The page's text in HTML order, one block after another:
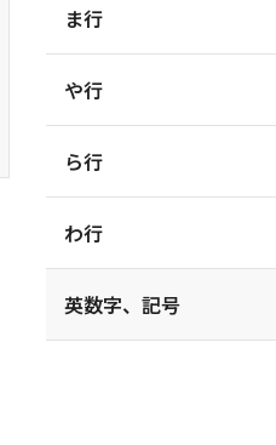
ま行
や行
ら行
わ行
英数字、記号